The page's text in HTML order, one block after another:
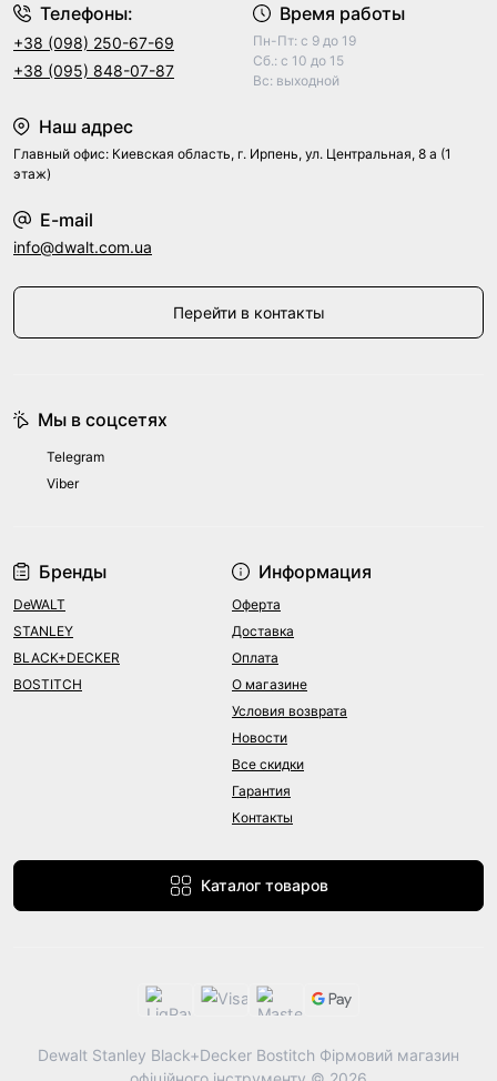
Телефоны:
+38 (098) 250-67-69
+38 (095) 848-07-87
Время работы
Пн-Пт: с 9 до 19
Сб.: с 10 до 15
Вс: выходной
Наш адрес
Главный офис: Киевская область, г. Ирпень, ул. Центральная, 8 а (1
этаж)
E-mail
info@dwalt.com.ua
Перейти в контакты
Бренды
DeWALT
STANLEY
BLACK+DECKER
BOSTITCH
Информация
Оферта
Доставка
Оплата
О магазине
Условия возврата
Новости
Все скидки
Гарантия
Контакты
Каталог товаров
Мы в соцсетях
Telegram
Viber
Dewalt Stanley Black+Decker Bostitch Фірмовий магазин